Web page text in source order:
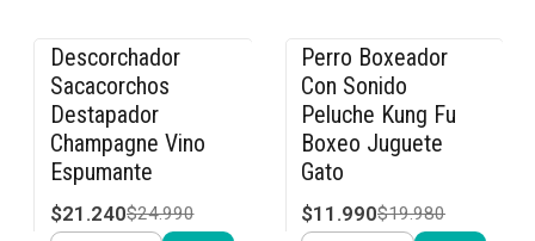
-15% OFF
Descorchador
Sacacorchos
Destapador
Champagne Vino
Espumante
$21.240$24.990
-40% OFF
Perro Boxeador
Con Sonido
Peluche Kung Fu
Boxeo Juguete
Gato
$11.990$19.980